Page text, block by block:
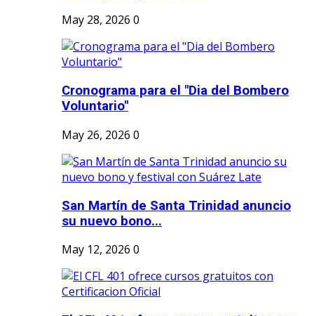
May 28, 2026 0
Cronograma para el "Dia del Bombero
Voluntario"
May 26, 2026 0
San Martín de Santa Trinidad anuncio
su nuevo bono...
May 12, 2026 0